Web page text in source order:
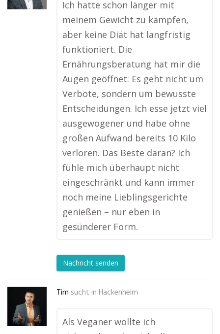
Ich hatte schon länger mit
meinem Gewicht zu kämpfen,
aber keine Diät hat langfristig
funktioniert. Die
Ernährungsberatung hat mir die
Augen geöffnet: Es geht nicht um
Verbote, sondern um bewusste
Entscheidungen. Ich esse jetzt viel
ausgewogener und habe ohne
großen Aufwand bereits 10 Kilo
verloren. Das Beste daran? Ich
fühle mich überhaupt nicht
eingeschränkt und kann immer
noch meine Lieblingsgerichte
genießen – nur eben in
gesünderer Form.
Nachricht senden
Tim sucht in Hackenheim
Als Veganer wollte ich